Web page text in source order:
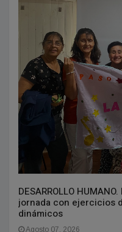
DESARROLLO
jornada con ejercicios
dinámicos
Agosto 07, 2026